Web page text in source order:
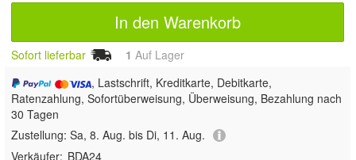
In den Warenkorb
Sofort lieferbar 1 Auf Lager
, Lastschrift, Kreditkarte, Debitkarte,
Ratenzahlung, Sofortüberweisung, Überweisung, Bezahlung nach
30 Tagen
Zustellung: Sa, 8. Aug. bis Di, 11. Aug.
Verkäufer: BDA24